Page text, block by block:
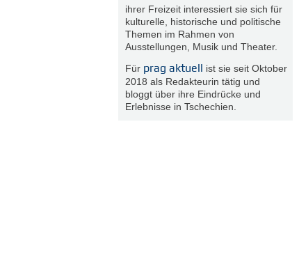
ihrer Freizeit interessiert sie sich für
kulturelle, historische und politische
Themen im Rahmen von
Ausstellungen, Musik und Theater.
Für prag aktuell ist sie seit Oktober
2018 als Redakteurin tätig und
bloggt über ihre Eindrücke und
Erlebnisse in Tschechien.